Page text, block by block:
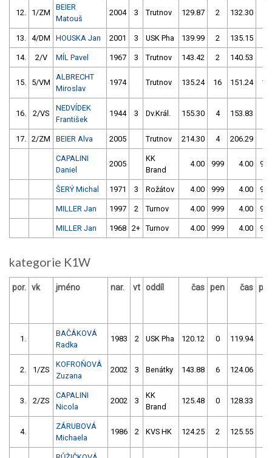
12. 1/ZM
BEIER
Matouš
2004 3 Trutnov 129.87 2 132.30
13. 4/DM HOUSKA Jan 2001 3 USK Pha 139.99 2 135.15
14. 2/V MÍL Pavel 1967 3 Trutnov 143.42 2 140.53
15. 5/VM
ALBRECHT
Miroslav
1974 Trutnov 135.24 16 151.24 12
16. 2/VS
NEDVÍDEK
František
1944 3 Dv.Král. 155.30 4 153.83
17. 2/ZM BEIER Alva 2005 Trutnov 214.30 4 206.29
CAPALINI
Daniel
2005
KK
Brand
4.00 999 4.00 999
ŠERÝ Michal 1971 3 Rožátov 4.00 999 4.00 999
MILLER Jan 1997 2 Turnov 4.00 999 4.00 999
MILLER Jan 1968 2+ Turnov 4.00 999 4.00 999
kategorie K1W
por. vk jméno nar. vt oddíl čas pen čas
1.
BAČÁKOVÁ
Radka
1983 2 USK Pha 120.12 0 119.94
2. 1/ZS
KOFROŇOVÁ
Zuzana
2002 3 Benátky 143.88 6 124.06
3. 2/ZS
CAPALINI
Nicola
2002 3
KK
Brand
125.48 0 128.33
4.
ZÁRUBOVÁ
Michaela
1986 2 KVS HK 124.25 2 125.55